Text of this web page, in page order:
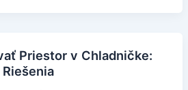
Priestor v Chladničke: